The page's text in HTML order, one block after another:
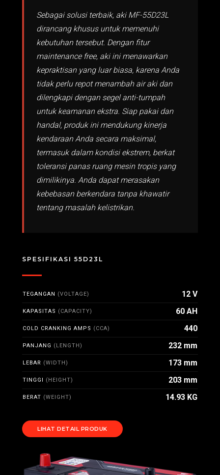
Sebagai solusi terbaik, aki MF-55D23L
dirancang khusus untuk memenuhi
kebutuhan tersebut. Dengan fitur
maintenance free, aki ini menawarkan
kepraktisan yang luar biasa, karena Anda
tidak perlu repot menambah air aki dan
dilengkapi dengan segel anti-tumpah
untuk keamanan ekstra. Siap pakai dan
handal, produk ini mendukung kinerja
kendaraan Anda secara maksimal,
termasuk dalam kondisi ekstrem, berkat
toleransi panas ruang mesin tropis yang
dimilikinya. Anda dapat merasakan
kebebasan berkendara tanpa khawatir
tentang masalah kelistrikan.
SPESIFIKASI 55D23L
TEGANGAN (VOLTAGE) 12 V
KAPASITAS (CAPACITY) 60 AH
COLD CRANKING AMPS (CCA) 440
PANJANG (LENGTH) 232 mm
LEBAR (WIDTH) 173 mm
TINGGI (HEIGHT) 203 mm
BERAT (WEIGHT) 14.93 KG
LIHAT DETAIL PRODUK